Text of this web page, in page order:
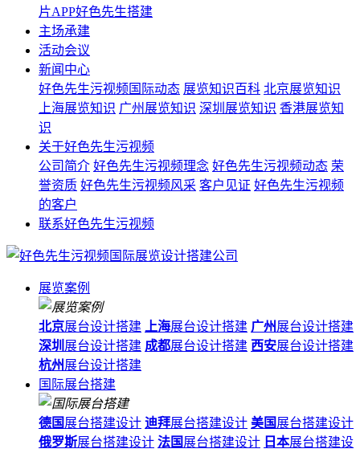
片APP好色先生搭建
主场承建
活动会议
新闻中心
好色先生污视频国际动态 展览知识百科 北京展览知识
上海展览知识 广州展览知识 深圳展览知识 香港展览知
识
关于好色先生污视频
公司简介 好色先生污视频理念 好色先生污视频动态 荣
誉资质 好色先生污视频风采 客户见证 好色先生污视频
的客户
联系好色先生污视频
展览案例
北京展台设计搭建 上海展台设计搭建 广州展台设计搭建
深圳 展台设计搭建 成都展台设计搭建 西安展台设计搭建
杭州展台设计搭建
国际展台搭建
德国 展台搭建设计 迪拜展台搭建设计 美国 展台搭建设计
俄罗斯展台搭建设计 法国 展台搭建设计 日本展台搭建设